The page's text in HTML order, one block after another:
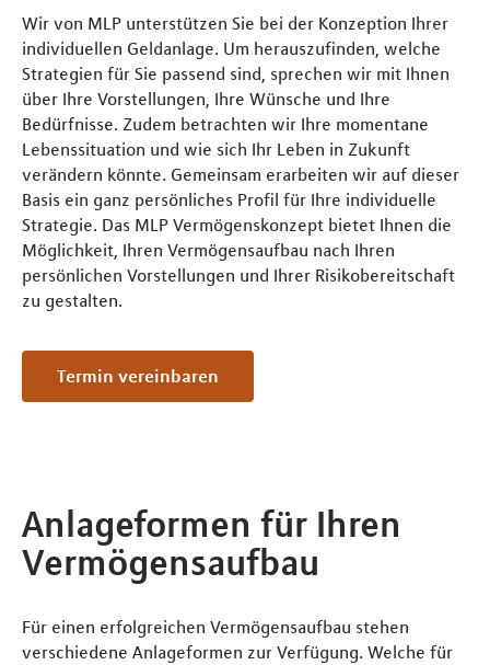
Wir von MLP unterstützen Sie bei der Konzeption Ihrer
individuellen Geldanlage. Um herauszufinden, welche
Strategien für Sie passend sind, sprechen wir mit Ihnen
über Ihre Vorstellungen, Ihre Wünsche und Ihre
Bedürfnisse. Zudem betrachten wir Ihre momentane
Lebenssituation und wie sich Ihr Leben in Zukunft
verändern könnte. Gemeinsam erarbeiten wir auf dieser
Basis ein ganz persönliches Profil für Ihre individuelle
Strategie. Das MLP Vermögenskonzept bietet Ihnen die
Möglichkeit, Ihren Vermögensaufbau nach Ihren
persönlichen Vorstellungen und Ihrer Risikobereitschaft
zu gestalten.
Termin vereinbaren
Anlageformen für Ihren
Vermögensaufbau
Für einen erfolgreichen Vermögensaufbau stehen
verschiedene Anlageformen zur Verfügung. Welche für